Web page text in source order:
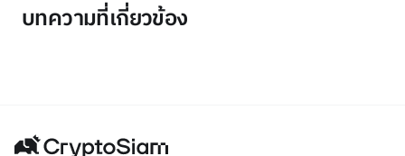
บทความที่เกี่ยวข้อง